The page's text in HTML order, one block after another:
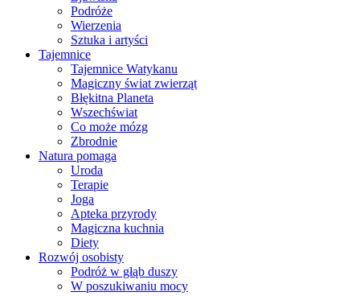
Podróże
Wierzenia
Sztuka i artyści
Tajemnice
Tajemnice Watykanu
Magiczny świat zwierząt
Błękitna Planeta
Wszechświat
Co może mózg
Zbrodnie
Natura pomaga
Uroda
Terapie
Joga
Apteka przyrody
Magiczna kuchnia
Diety
Rozwój osobisty
Podróż w głąb duszy
W poszukiwaniu mocy